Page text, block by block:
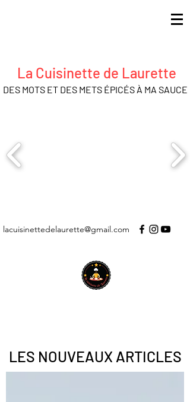
La Cuisinette de Laurette
DES MOTS ET DES METS ÉPICÉS À MA SAUCE
lacuisinettedelaurette@gmail.com
LES NOUVEAUX ARTICLES